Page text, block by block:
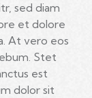
sed diam
et dolore
At vero eos
Stet
est
dolor sit